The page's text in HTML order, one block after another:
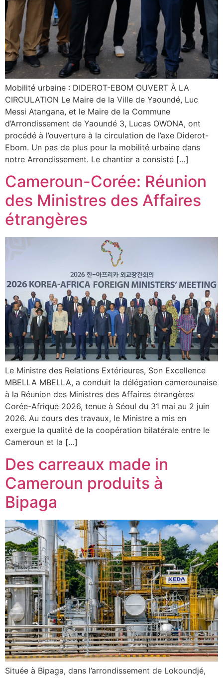
Mobilité urbaine : DIDEROT-EBOM OUVERT À LA
CIRCULATION Le Maire de la Ville de Yaoundé, Luc
Messi Atangana, et le Maire de la Commune
d’Arrondissement de Yaoundé 3, Lucas OWONA, ont
procédé à l’ouverture à la circulation de l’axe Diderot-
Ebom. Un pas de plus pour la mobilité urbaine dans
notre Arrondissement. Le chantier a consisté […]
Cameroun-Corée: Réunion
des Ministres des Affaires
étrangères
Le Ministre des Relations Extérieures, Son Excellence
MBELLA MBELLA, a conduit la délégation camerounaise
à la Réunion des Ministres des Affaires étrangères
Corée-Afrique 2026, tenue à Séoul du 31 mai au 2 juin
2026. Au cours des travaux, le Ministre a mis en
exergue la qualité de la coopération bilatérale entre le
Cameroun et la […]
Des carreaux made in
Cameroun produits à
Bipaga
Située à Bipaga, dans l’arrondissement de Lokoundjé,